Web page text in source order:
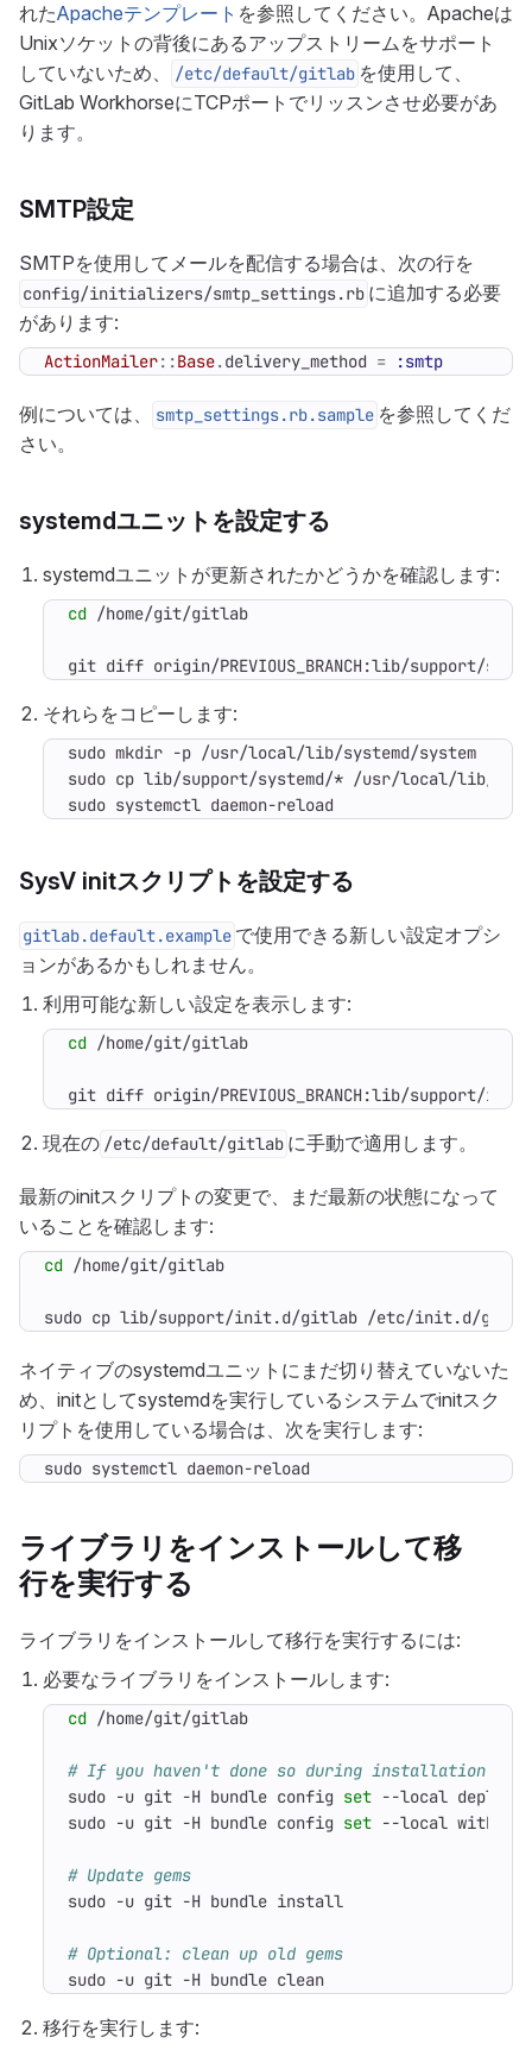
れたApacheテンプレート を参照してください。Apacheは
Unixソケットの背後にあるアップストリームをサポート
していないため、
/etc/default/gitlab を使用して、
GitLab WorkhorseにTCPポートでリッスンさせ必要があ
ります。
SMTP設定
SMTPを使用してメールを配信する場合は、次の行を
config/initializers/smtp_settings.rb に追加する必要
があります:
ActionMailer::Base.delivery_method = :smtp
例については、 smtp_settings.rb.sample を参照してくだ
さい。
systemdユニットを設定する
systemdユニットが更新されたかどうかを確認します:
cd
git diff origin/PREVIOUS_BRANCH:lib/support/
それらをコピーします:
sudo systemctl daemon-reload
SysV initスクリプトを設定する
gitlab.default.example で使用できる新しい設定オプシ
ョンがあるかもしれません。
利用可能な新しい設定を表示します:
cd
git diff origin/PREVIOUS_BRANCH:lib/support/
現在の /etc/default/gitlab に手動で適用します。
最新のinitスクリプトの変更で、まだ最新の状態になって
いることを確認します:
cd
sudo cp lib/support/init.d/gitlab /etc/init.d/
ネイティブのsystemdユニットにまだ切り替えていないた
め、initとしてsystemdを実行しているシステムでinitスク
リプトを使用している場合は、次を実行します:
sudo systemctl daemon-reload
ライブラリをインストールして移
行を実行する
ライブラリをインストールして移行を実行するには:
必要なライブラリをインストールします:
cd
# If you haven't done so during installation or a
sudo -u git -H bundle config set --local
sudo -u git -H bundle config set --local without
# Update gems
# Optional: clean up old gems
sudo -u git -H bundle clean
移行を実行します: